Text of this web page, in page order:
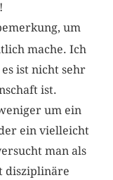
um
mache. Ich
ist nicht sehr
ist.
um ein
ein vielleicht
man als
disziplinäre